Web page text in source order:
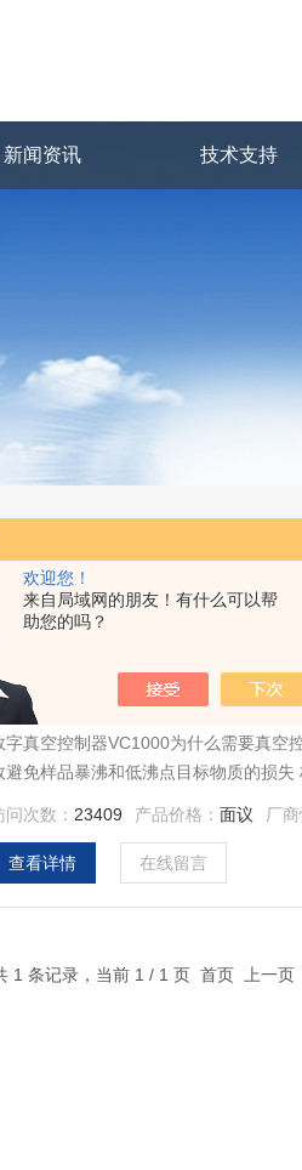
欢迎您！
来自局域网的朋友！有什么可以帮
助您的吗？
新闻资讯 技术支持
仪;磁力搅拌器;分析仪器;实验室设备;样品前处理仪器;实验室信息管理系统（LIMS;超净实验室设计与工程;通风柜;化学安全柜;AAICPICP-MSUV-
数字真空控制器VC1000
字真空控制器VC1000为什么需要真空
避免样品暴沸和低沸点目标物质的损失
问次数： 23409 产品价格： 面议 厂商
查看详情 在线留言
1 条记录，当前 1 / 1 页 首页 上一